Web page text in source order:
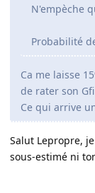
N'empèche
Probabilité
Ca me laisse
de rater son
Ce qui arrive
Salut Lepropre,
sous-estimé ni